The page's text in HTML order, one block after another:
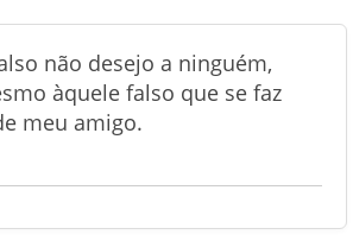
não desejo a ninguém,
àquele falso que se faz
meu amigo.